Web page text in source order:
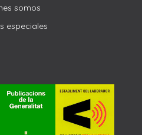
somos
especiales